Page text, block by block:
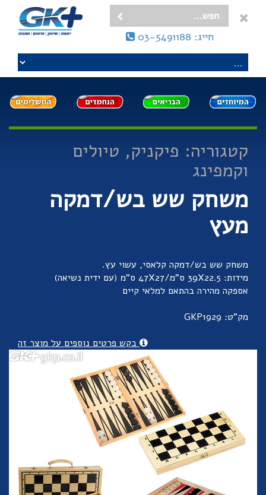
חייג: 03-5491188
קטגוריה: פיקניק, טיולים
וקמפינג
משחק שש בש/דמקה
מעץ
משחק שש בש/דמקה קלאסי, עשוי עץ.
מידות: 39X22.5 ס"מ/47X27 ס"מ (עם ידית נשיאה)
אספקה מהירה בהתאם למלאי קיים
מק"ט: GKP1929
בקש פרטים נוספים על מוצר זה